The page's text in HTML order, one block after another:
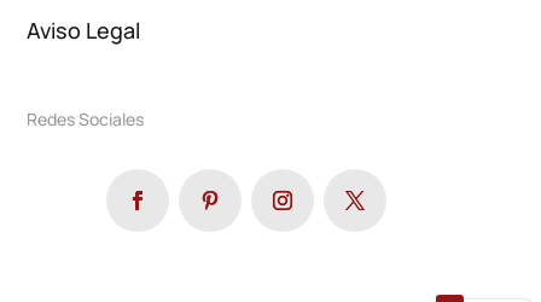
Aviso Legal
Redes Sociales